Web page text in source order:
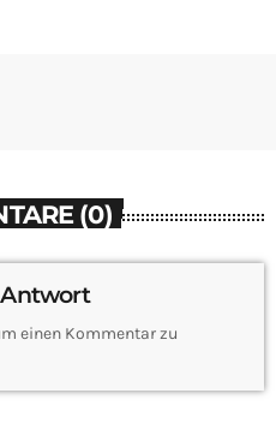
(0)
Antwort
einen Kommentar zu